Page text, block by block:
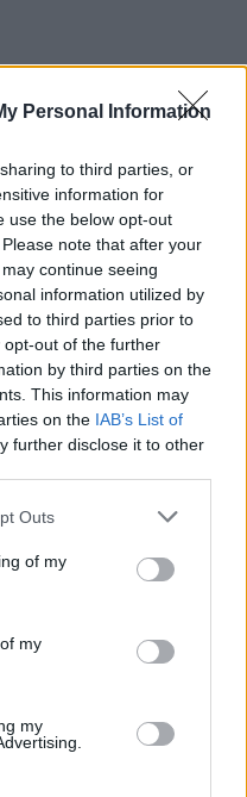
Personal Information
to third parties, or
information for
use the below opt-out
note that after your
continue seeing
information utilized by
to third parties prior to
out of the further
by third parties on the
This information may
on the IAB’s List of
further disclose it to other
one or more Google
You may click to
its third-party tags to
in below Google
Outs
of my
my
my
jó hírű
a FERROÉP
évig tartanak majd.
szakasz indult be a